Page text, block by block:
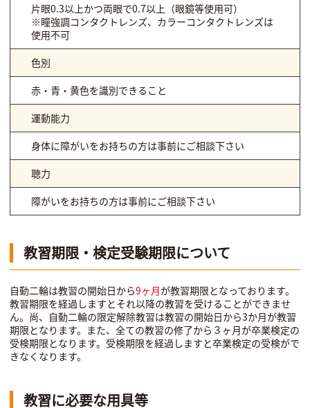
片眼0.3以上かつ両眼で0.7以上（眼鏡等使用可）
※瞳強調コンタクトレンズ、カラーコンタクトレンズは
使用不可
色別
赤・青・黄色を識別できること
運動能力
身体に障がいをお持ちの方は事前にご相談下さい
聴力
障がいをお持ちの方は事前にご相談下さい
教習期限・検定受験期限について
自動二輪は教習の開始日から9ヶ月が教習期限となっております。
教習期限を経過しますとそれ以降の教習を受けることができませ
ん。尚、自動二輪の限定解除教習は教習の開始日から3か月が教習
期限となります。また、全ての教習の修了から３ヶ月が卒業検定の
受検期限となります。受検期限を経過しますと卒業検定の受検がで
きなくなります。
教習に必要な用具等